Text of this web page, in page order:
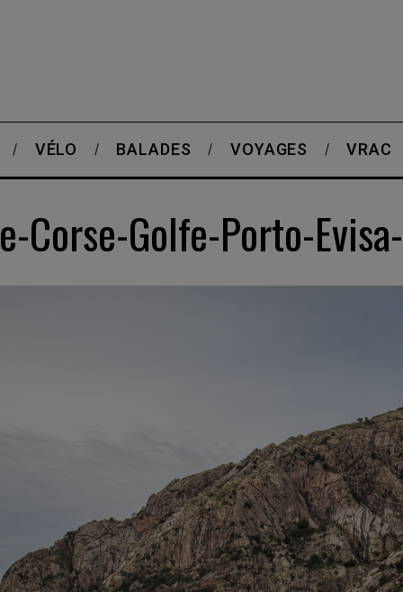
VÉLO BALADES VOYAGES VRAC
Corse-Golfe-Porto-